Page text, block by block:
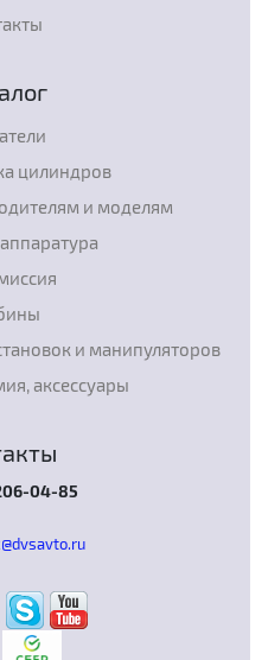
цилиндров
и моделям
и манипуляторов
аксессуары
04-85